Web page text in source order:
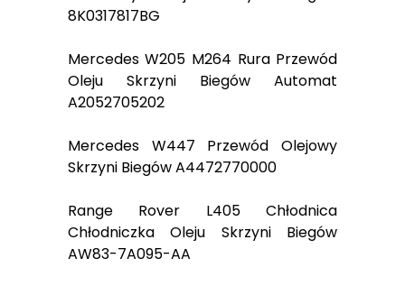
8K0317817BG
Mercedes W205 M264 Rura Przewód
Oleju Skrzyni Biegów Automat
A2052705202
Mercedes W447 Przewód Olejowy
Skrzyni Biegów A4472770000
Range Rover L405 Chłodnica
Chłodniczka Oleju Skrzyni Biegów
AW83-7A095-AA